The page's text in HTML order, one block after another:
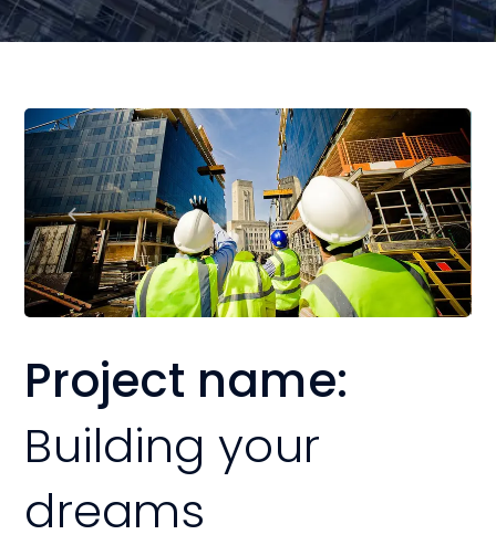
Project name:
Building your
dreams